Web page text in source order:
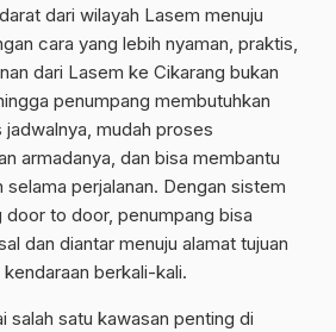
dari wilayah Lasem menuju
cara yang lebih nyaman, praktis,
dari Lasem ke Cikarang bukan
penumpang membutuhkan
mudah proses
armadanya, dan bisa membantu
perjalanan. Dengan sistem
to door, penumpang bisa
dan diantar menuju alamat tujuan
berkali-kali.
salah satu kawasan penting di